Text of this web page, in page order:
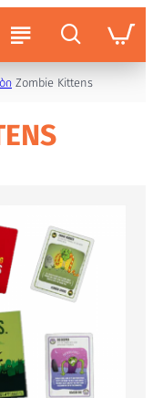
Zombie Kittens